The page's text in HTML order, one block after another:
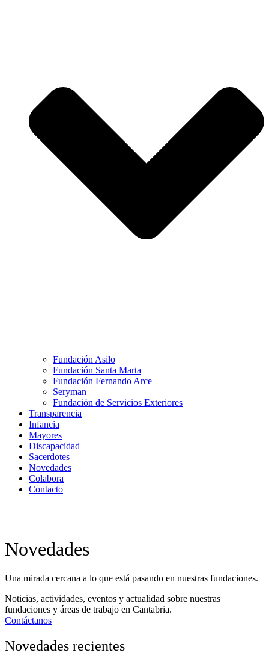
Fundación Asilo
Fundación Santa Marta
Fundación Fernando Arce
Seryman
Fundación de Servicios Exteriores
Transparencia
Infancia
Mayores
Discapacidad
Sacerdotes
Novedades
Colabora
Contacto
Novedades
Una mirada cercana a lo que está pasando en nuestras fundaciones.​
Noticias, actividades, eventos y actualidad sobre nuestras
fundaciones y áreas de trabajo en Cantabria.
Contáctanos
Novedades recientes